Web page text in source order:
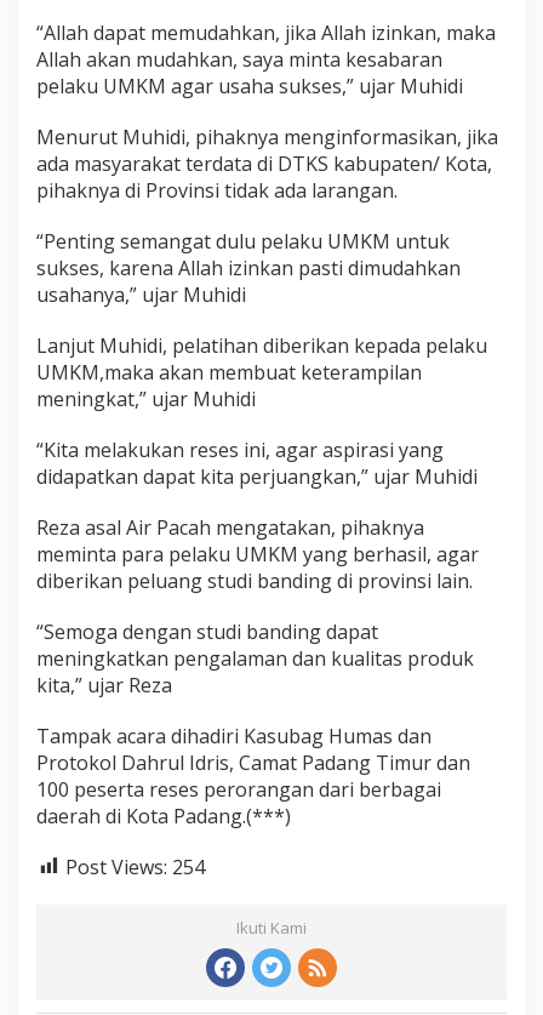
K
M
“Allah dapat memudahkan, jika Allah izinkan, maka
Allah akan mudahkan, saya minta kesabaran
pelaku UMKM agar usaha sukses,” ujar Muhidi
Menurut Muhidi, pihaknya menginformasikan, jika
ada masyarakat terdata di DTKS kabupaten/ Kota,
pihaknya di Provinsi tidak ada larangan.
“Penting semangat dulu pelaku UMKM untuk
sukses, karena Allah izinkan pasti dimudahkan
usahanya,” ujar Muhidi
Lanjut Muhidi, pelatihan diberikan kepada pelaku
UMKM,maka akan membuat keterampilan
meningkat,” ujar Muhidi
“Kita melakukan reses ini, agar aspirasi yang
didapatkan dapat kita perjuangkan,” ujar Muhidi
Reza asal Air Pacah mengatakan, pihaknya
meminta para pelaku UMKM yang berhasil, agar
diberikan peluang studi banding di provinsi lain.
“Semoga dengan studi banding dapat
meningkatkan pengalaman dan kualitas produk
kita,” ujar Reza
Tampak acara dihadiri Kasubag Humas dan
Protokol Dahrul Idris, Camat Padang Timur dan
100 peserta reses perorangan dari berbagai
daerah di Kota Padang.(***)
Post Views: 254
Ikuti Kami